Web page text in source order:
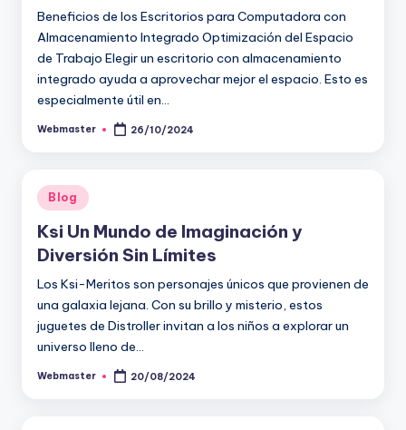
Beneficios de los Escritorios para Computadora con
Almacenamiento Integrado Optimización del Espacio
de Trabajo Elegir un escritorio con almacenamiento
integrado ayuda a aprovechar mejor el espacio. Esto es
especialmente útil en…
Publicado
Webmaster 26/10/2024
Publicado
en
Blog
Ksi Un Mundo de Imaginación y
Diversión Sin Límites
Los Ksi-Meritos son personajes únicos que provienen de
una galaxia lejana. Con su brillo y misterio, estos
juguetes de Distroller invitan a los niños a explorar un
universo lleno de…
Publicado
Webmaster 20/08/2024